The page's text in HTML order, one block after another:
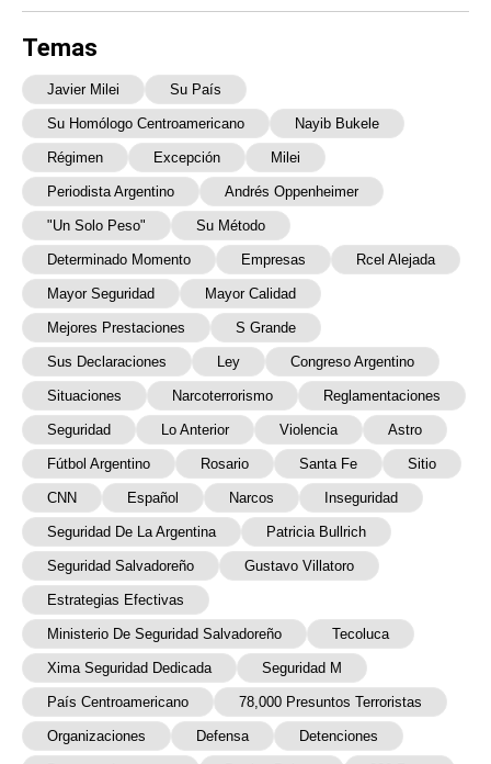
Temas
Javier Milei Su País
Su Homólogo Centroamericano Nayib Bukele
Régimen Excepción Milei
Periodista Argentino Andrés Oppenheimer
"un Solo Peso" Su Método
Determinado Momento Empresas Rcel Alejada
Mayor Seguridad Mayor Calidad
Mejores Prestaciones S Grande
Sus Declaraciones Ley Congreso Argentino
Situaciones Narcoterrorismo Reglamentaciones
Seguridad Lo Anterior Violencia Astro
Fútbol Argentino Rosario Santa Fe Sitio
CNN Español Narcos Inseguridad
Seguridad De La Argentina Patricia Bullrich
Seguridad Salvadoreño Gustavo Villatoro
Estrategias Efectivas
Ministerio De Seguridad Salvadoreño Tecoluca
Xima Seguridad Dedicada Seguridad M
País Centroamericano 78,000 Presuntos Terroristas
Organizaciones Defensa Detenciones